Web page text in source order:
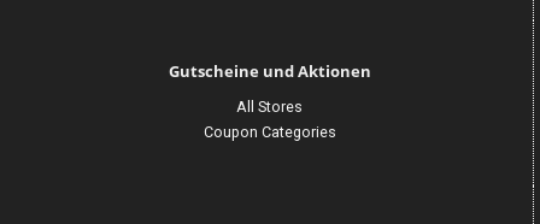
Gutscheine und Aktionen
All Stores
Coupon Categories